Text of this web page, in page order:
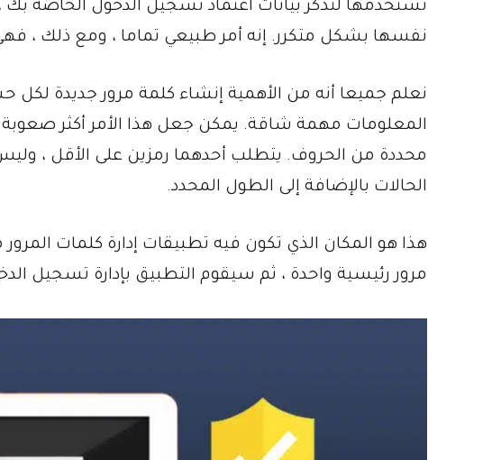
تستخدمها لتذكر بيانات اعتماد تسجيل الدخول الخاصة
نفسها بشكل متكرر. إنه أمر طبيعي تماما ، ومع ذلك ،
نعلم جميعا أنه من الأهمية إنشاء كلمة مرور جديدة لكل
المعلومات مهمة شاقة. يمكن جعل هذا الأمر أكثر
محددة من الحروف. يتطلب أحدهما رمزين على الأقل ،
الحالات بالإضافة إلى الطول المحدد.
هذا هو المكان الذي تكون فيه تطبيقات إدارة كلمات
مرور رئيسية واحدة ، ثم سيقوم التطبيق بإدارة تسجيل